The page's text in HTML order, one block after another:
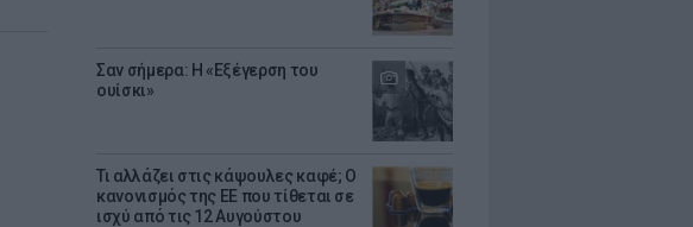
Σαν σήμερα: Η «Εξέγερση του
ουίσκι»
Τι αλλάζει στις κάψουλες καφέ; Ο
κανονισμός της ΕΕ που τίθεται σε
ισχύ από τις 12 Αυγούστου